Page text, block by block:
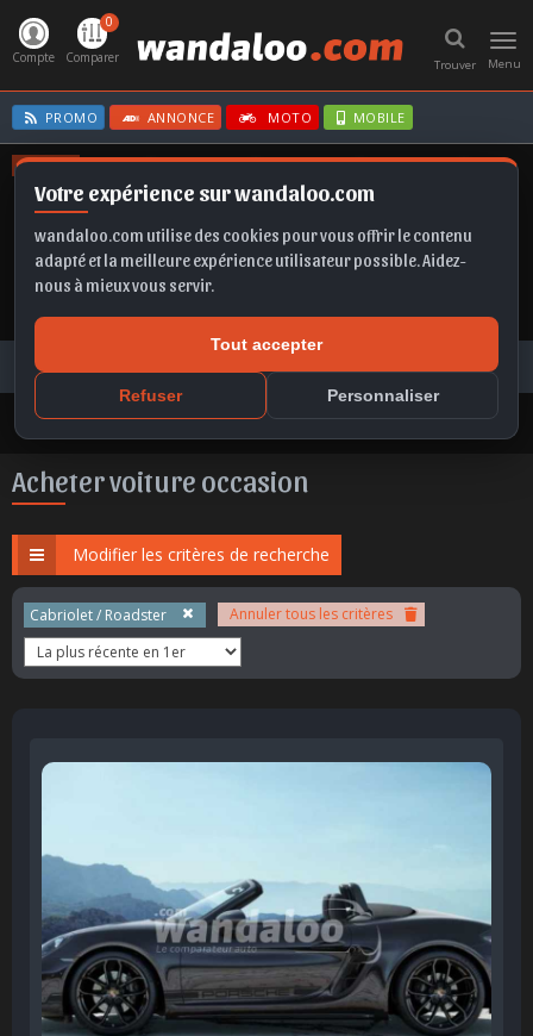
Votre expérience sur wandaloo.com
wandaloo.com utilise des cookies pour vous offrir le contenu
adapté et la meilleure expérience utilisateur possible. Aidez-
nous à mieux vous servir.
Tout accepter
Refuser Personnaliser
Menu
Trouver
Compte
0
Comparer
PROMO ANNONCE MOTO MOBILE
OFFRES
FRONTERA MOKKA
Voiture Occasion Maroc
Toutes les annonces
Acheter voiture occasion au Maroc
Acheter voiture occasion
Modifier les critères de recherche
Cabriolet / Roadster Annuler tous les critères